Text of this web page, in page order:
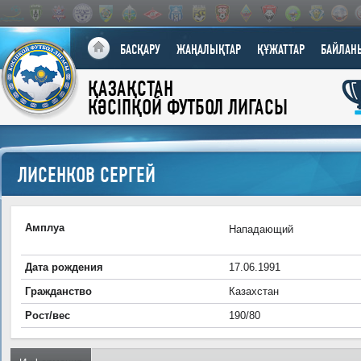
БАСҚАРУ ЖАҢАЛЫҚТАР ҚҰЖАТТАР
ҚАЗАҚСТАН
КӘСІПҚОЙ ФУТБОЛ ЛИГАСЫ
ЛИСЕНКОВ СЕРГЕЙ
Амплуа Нападающий
Дата рождения
17.06.1991
Гражданство
Казахстан
Рост/вес
190/80